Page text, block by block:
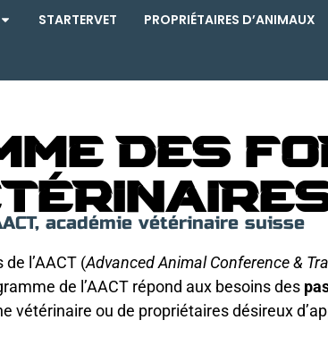
STARTERVET PROPRIÉTAIRES D’ANIMAUX
des
académie vétérinaire suisse
l’AACT (Advanced Animal Conference &
de l’AACT répond aux besoins des
vétérinaire ou de propriétaires désireux